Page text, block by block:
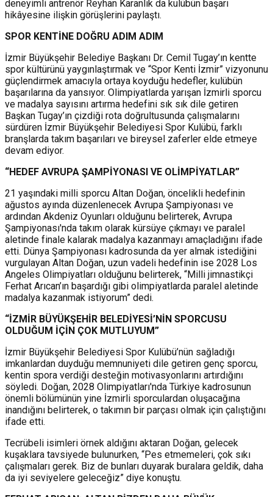
deneyimli antrenör Reyhan Karanlık da kulübün başarı
hikâyesine ilişkin görüşlerini paylaştı.
SPOR KENTİNE DOĞRU ADIM ADIM
İzmir Büyükşehir Belediye Başkanı Dr. Cemil Tugay’ın kentte
spor kültürünü yaygınlaştırmak ve “Spor Kenti İzmir” vizyonunu
güçlendirmek amacıyla ortaya koyduğu hedefler, kulübün
başarılarına da yansıyor. Olimpiyatlarda yarışan İzmirli sporcu
ve madalya sayısını artırma hedefini sık sık dile getiren
Başkan Tugay’ın çizdiği rota doğrultusunda çalışmalarını
sürdüren İzmir Büyükşehir Belediyesi Spor Kulübü, farklı
branşlarda takım başarıları ve bireysel zaferler elde etmeye
devam ediyor.
“HEDEF AVRUPA ŞAMPİYONASI VE OLİMPİYATLAR”
21 yaşındaki milli sporcu Altan Doğan, öncelikli hedefinin
ağustos ayında düzenlenecek Avrupa Şampiyonası ve
ardından Akdeniz Oyunları olduğunu belirterek, Avrupa
Şampiyonası'nda takım olarak kürsüye çıkmayı ve paralel
aletinde finale kalarak madalya kazanmayı amaçladığını ifade
etti. Dünya Şampiyonası kadrosunda da yer almak istediğini
vurgulayan Altan Doğan, uzun vadeli hedefinin ise 2028 Los
Angeles Olimpiyatları olduğunu belirterek, “Milli jimnastikçi
Ferhat Arıcan’ın başardığı gibi olimpiyatlarda paralel aletinde
madalya kazanmak istiyorum” dedi.
“İZMİR BÜYÜKŞEHİR BELEDİYESİ’NİN SPORCUSU
OLDUĞUM İÇİN ÇOK MUTLUYUM”
İzmir Büyükşehir Belediyesi Spor Kulübü’nün sağladığı
imkanlardan duyduğu memnuniyeti dile getiren genç sporcu,
kentin spora verdiği desteğin motivasyonlarını artırdığını
söyledi. Doğan, 2028 Olimpiyatları'nda Türkiye kadrosunun
önemli bölümünün yine İzmirli sporculardan oluşacağına
inandığını belirterek, o takımın bir parçası olmak için çalıştığını
ifade etti.
Tecrübeli isimleri örnek aldığını aktaran Doğan, gelecek
kuşaklara tavsiyede bulunurken, “Pes etmemeleri, çok sıkı
çalışmaları gerek. Biz de bunları duyarak buralara geldik, daha
da iyi seviyelere geleceğiz” diye konuştu.